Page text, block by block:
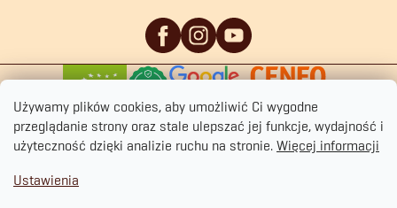
Używamy plików cookies, aby umożliwić Ci wygodne
przeglądanie strony oraz stale ulepszać jej funkcje, wydajność i
użyteczność dzięki analizie ruchu na stronie. Więcej informacji
UstawieniaCopyright 2026